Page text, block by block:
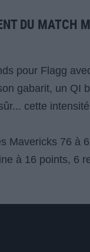
DU MATCH
pour Flagg
gabarit, un QI
cette
Mavericks 76 à
à 16 points, 6